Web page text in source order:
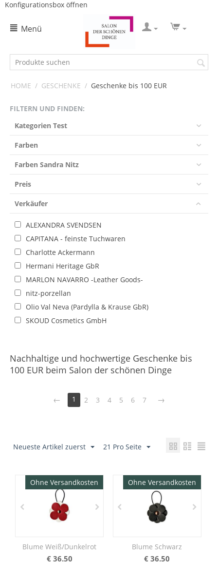
Konfigurationsbox öffnen
Menü
HOME / GESCHENKE / Geschenke bis 100 EUR
FILTERN UND FINDEN:
Kategorien Test
Farben
Farben Sandra Nitz
Preis
Verkäufer
ALEXANDRA SVENDSEN
CAPITANA - feinste Tuchwaren
Charlotte Ackermann
Hermani Heritage GbR
MARLON NAVARRO -Leather Goods-
nitz-porzellan
Olio Val Neva (Pardylla & Krause GbR)
SKOUD Cosmetics GmbH
Nachhaltige und hochwertige Geschenke bis
100 EUR beim Salon der schönen Dinge
1 2 3 4 5 6 7
Neueste Artikel zuerst 21 Pro Seite
Ohne Versandkosten
Blume Weiß/Dunkelrot
€ 36.50
Ohne Versandkosten
Blume Schwarz
€ 36.50